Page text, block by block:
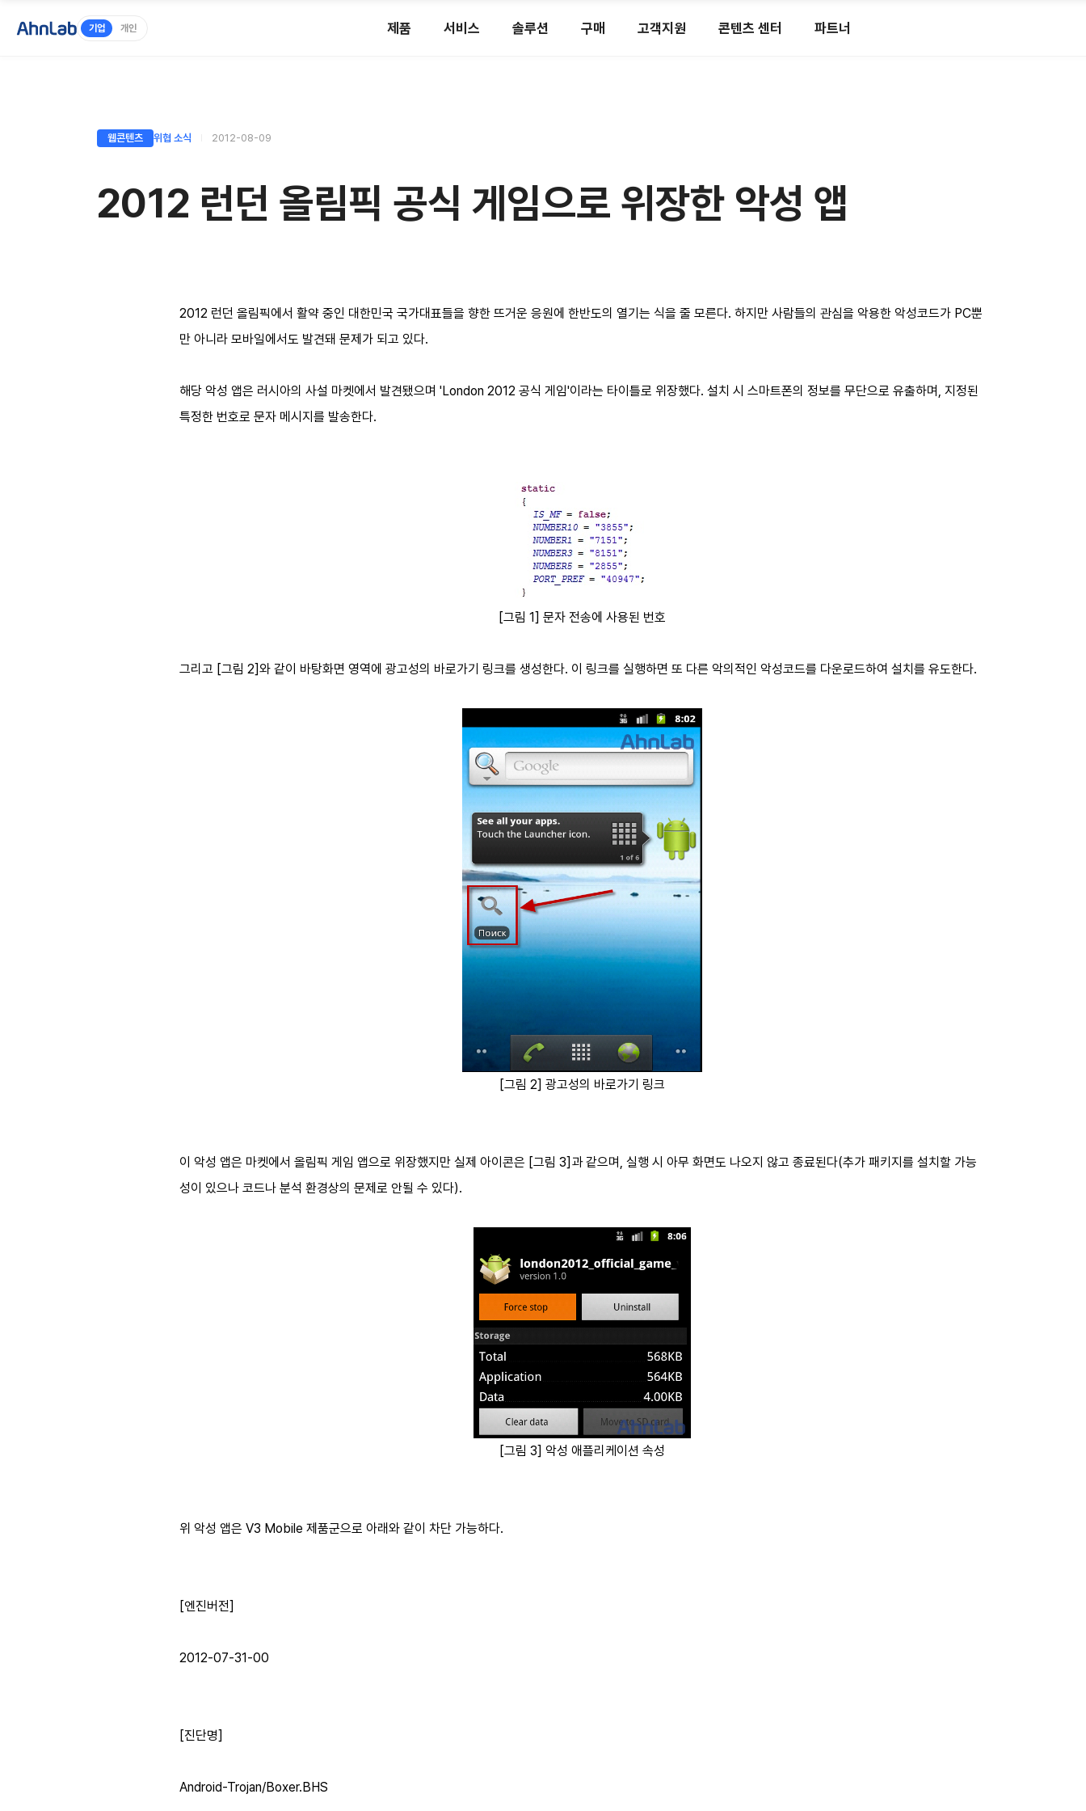
기업 개인 제품 서비스 솔루션 구매 고객지원 콘텐츠 센터 파트너
웹콘텐츠 위협 소식 2012-08-09
2012 런던 올림픽 공식 게임으로 위장한 악성 앱
2012 런던 올림픽에서 활약 중인 대한민국 국가대표들을 향한 뜨거운 응원에 한반도의 열기는 식을 줄 모른다. 하지만 사람들의 관심을 악용한 악성코드가 PC뿐
만 아니라 모바일에서도 발견돼 문제가 되고 있다.
해당 악성 앱은 러시아의 사설 마켓에서 발견됐으며 'London 2012 공식 게임'이라는 타이틀로 위장했다. 설치 시 스마트폰의 정보를 무단으로 유출하며, 지정된
특정한 번호로 문자 메시지를 발송한다.
[그림 1] 문자 전송에 사용된 번호
그리고 [그림 2]와 같이 바탕화면 영역에 광고성의 바로가기 링크를 생성한다. 이 링크를 실행하면 또 다른 악의적인 악성코드를 다운로드하여 설치를 유도한다.
[그림 2] 광고성의 바로가기 링크
이 악성 앱은 마켓에서 올림픽 게임 앱으로 위장했지만 실제 아이콘은 [그림 3]과 같으며, 실행 시 아무 화면도 나오지 않고 종료된다(추가 패키지를 설치할 가능
성이 있으나 코드나 분석 환경상의 문제로 안될 수 있다).
[그림 3] 악성 애플리케이션 속성
위 악성 앱은 V3 Mobile 제품군으로 아래와 같이 차단 가능하다.
[엔진버전]
2012-07-31-00
[진단명]
Android-Trojan/Boxer.BHS